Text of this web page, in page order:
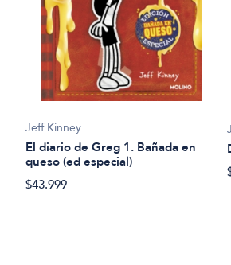
Jeff Kinney
El diario de Greg 1. Bañada en
queso (ed especial)
$43.999